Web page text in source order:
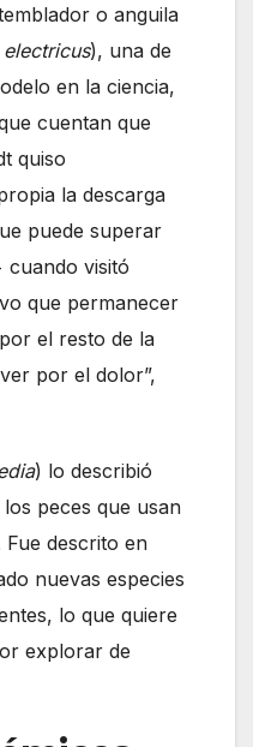
o anguila
), una de
en la ciencia,
cuentan que
quiso
la descarga
puede superar
cuando visitó
que permanecer
el resto de la
por el dolor”,
) lo describió
peces que usan
descrito en
nuevas especies
lo que quiere
explorar de